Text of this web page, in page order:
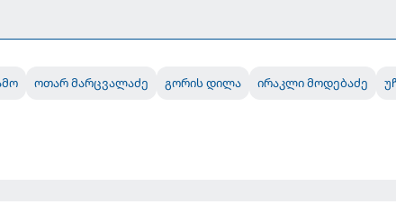
ოთარ მარცვალაძე გორის დილა ირაკლი მოდებაძე